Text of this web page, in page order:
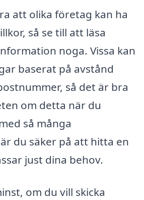
att olika företag kan ha
så se till att läsa
noga. Vissa kan
baserat på avstånd
så det är bra
om detta när du
så många
du säker på att hitta en
just dina behov.
om du vill skicka